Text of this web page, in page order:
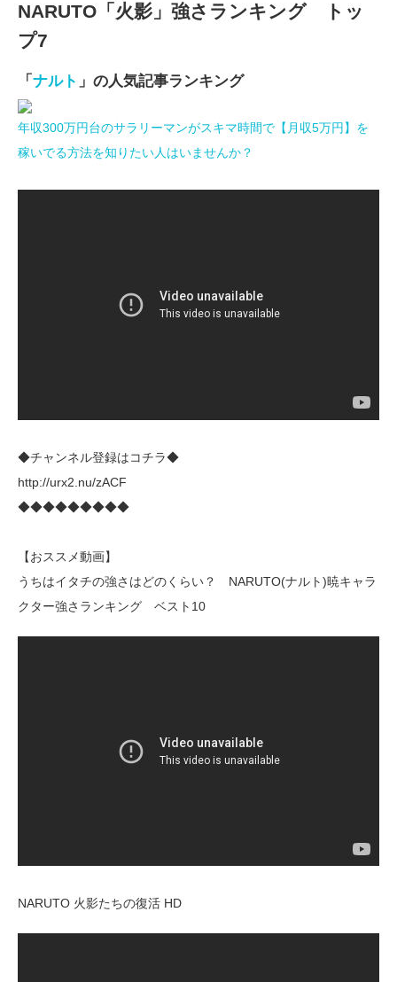
NARUTO「火影」強さランキング トッ
プ7
「 ナルト 」の人気記事ランキング
年収300万円台のサラリーマンがスキマ時間で【月収5万円】を
稼いでる方法を知りたい人はいませんか？
◆チャンネル登録はコチラ◆
http://urx2.nu/zACF
◆◆◆◆◆◆◆◆◆
【おススメ動画】
うちはイタチの強さはどのくらい？ NARUTO(ナルト)暁キャラ
クター強さランキング ベスト10
NARUTO 火影たちの復活 HD